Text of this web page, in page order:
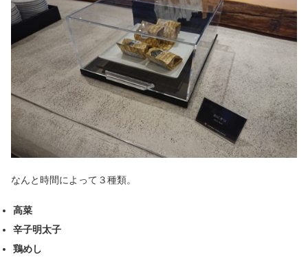
なんと時間によって３種類。
高菜
辛子明太子
鶏めし